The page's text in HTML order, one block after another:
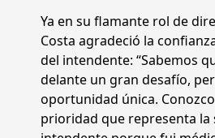
Ya en su flamante rol de
Costa agradeció la
del intendente: “Sabemos
delante un gran desafío,
oportunidad única.
prioridad que representa la